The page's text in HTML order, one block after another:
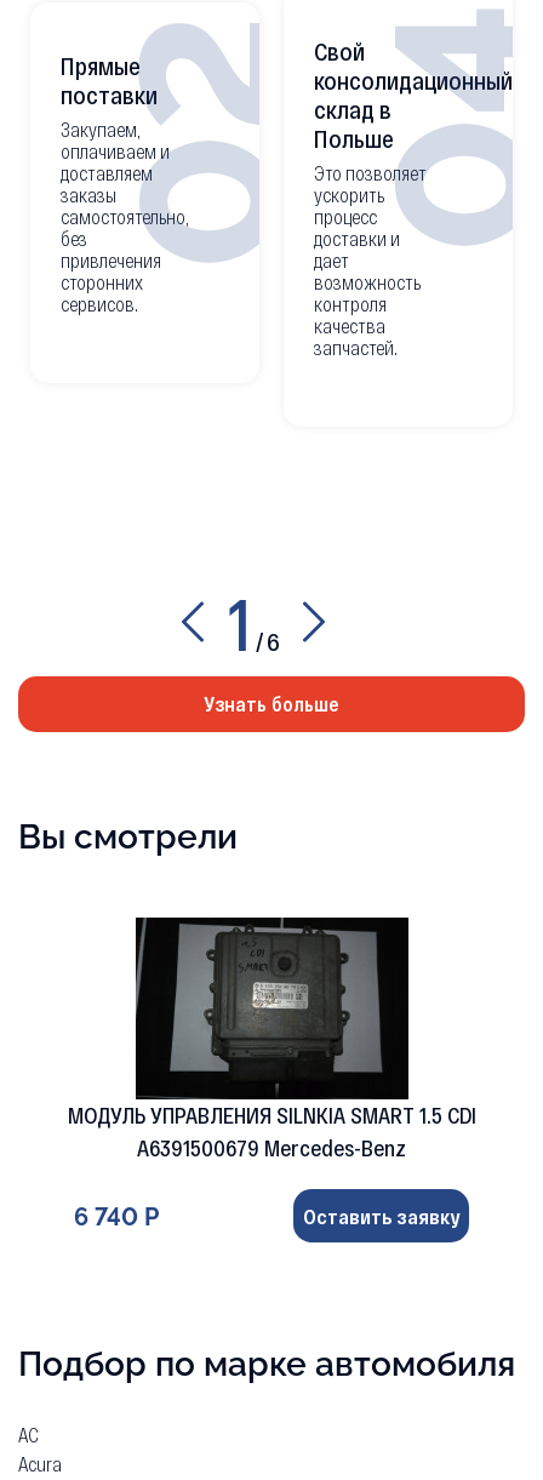
02
Прямые
поставки
Закупаем,
оплачиваем и
доставляем
заказы
самостоятельно,
без
привлечения
сторонних
сервисов.
Свой
консолидационный
склад в
Польше
Это позволяет
ускорить
процесс
доставки и
дает
возможность
контроля
качества
запчастей.
1 /6
Узнать больше
Вы смотрели
МОДУЛЬ УПРАВЛЕНИЯ SILNKIA SMART 1.5 CDI
A6391500679 Mercedes-Benz
6 740 Р Оставить заявку
Подбор по марке автомобиля
AC
Acura